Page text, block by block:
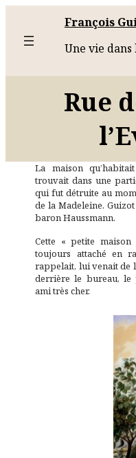
François
Une vie dans
Rue
La maison
trouvait dans une
qui fut détruite au
de la Madeleine.
baron Haussmann.
Cette « petite
toujours attaché en
rappelait, lui venait de
derrière le bureau, le
ami très cher.